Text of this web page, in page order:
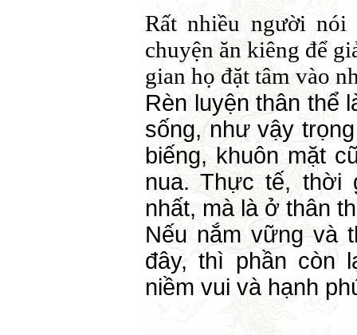
Rất nhiều người
chuyện ăn kiêng để
gian họ đặt tâm vào
Rèn luyện thân thể
sống, như vậy
biếng, khuôn mặt
nua. Thực tế, thời
nhất, mà là ở thân
Nếu nắm vững và
đây, thì phần còn
niềm vui và hạnh